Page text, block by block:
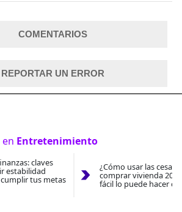
COMENTARIOS
REPORTAR UN ERROR
Entretenimiento
claves
estabilidad
tus metas
¿Cómo usar las
comprar vivienda
fácil lo puede hacer